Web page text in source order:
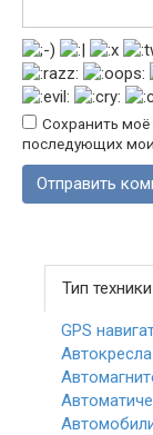
Сохранить моё
последующих
Тип техники
GPS
Автокресла